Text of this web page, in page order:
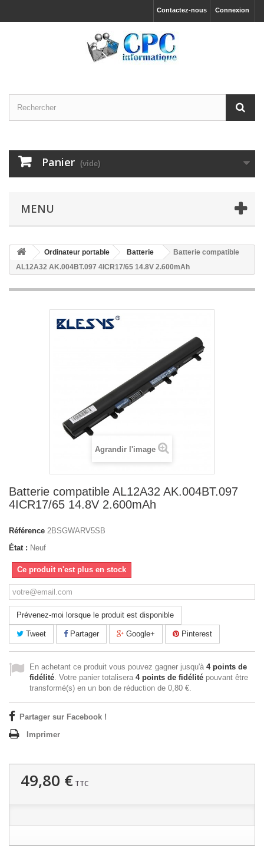
Connexion
Contactez-nous
Panier (vide)
MENU
Ordinateur portable Batterie
Batterie compatible
AL12A32 AK.004BT.097 4ICR17/65 14.8V 2.600mAh
Agrandir l'image
Batterie compatible AL12A32 AK.004BT.097
4ICR17/65 14.8V 2.600mAh
Référence 2BSGWARV5SB
État : Neuf
Ce produit n'est plus en stock
Prévenez-moi lorsque le produit est disponible
Tweet Partager Google+ Pinterest
En achetant ce produit vous pouvez gagner jusqu'à 4points de
fidélité. Votre panier totalisera 4points de fidélité pouvant être
transformé(s) en un bon de réduction de 0,80 €.
Partager sur Facebook !
Imprimer
49,80 € TTC